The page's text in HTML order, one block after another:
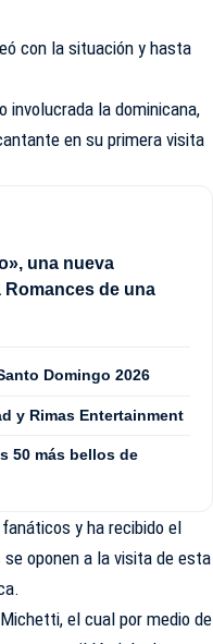
con la situación y hasta
involucrada la dominicana,
en su primera visita
una nueva
de una
Domingo 2026
y Rimas Entertainment
50 más bellos de
y ha recibido el
oponen a la visita de esta
el cual por medio de